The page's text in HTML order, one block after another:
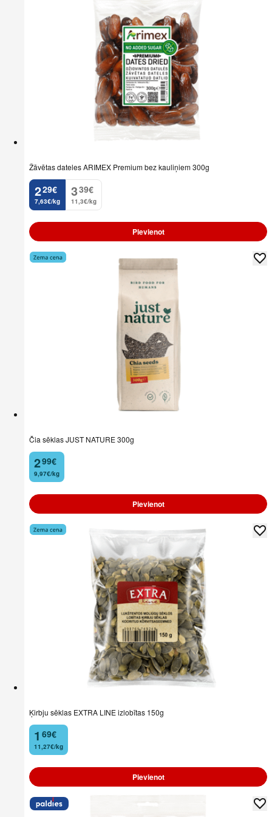
Žāvētas dateles ARIMEX Premium bez kauliņiem 300g
2
. 29€
7,63€/kg
3
. 39€
11,3€/kg
Pievienot
Čia sēklas JUST NATURE 300g
2
. 99€
9,97€/kg
Pievienot
Ķirbju sēklas EXTRA LINE izlobītas 150g
1
. 69€
11,27€/kg
Pievienot